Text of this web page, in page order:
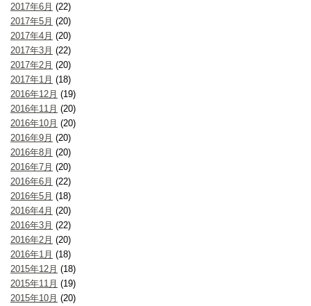
2017年6月 (22)
2017年5月 (20)
2017年4月 (20)
2017年3月 (22)
2017年2月 (20)
2017年1月 (18)
2016年12月 (19)
2016年11月 (20)
2016年10月 (20)
2016年9月 (20)
2016年8月 (20)
2016年7月 (20)
2016年6月 (22)
2016年5月 (18)
2016年4月 (20)
2016年3月 (22)
2016年2月 (20)
2016年1月 (18)
2015年12月 (18)
2015年11月 (19)
2015年10月 (20)